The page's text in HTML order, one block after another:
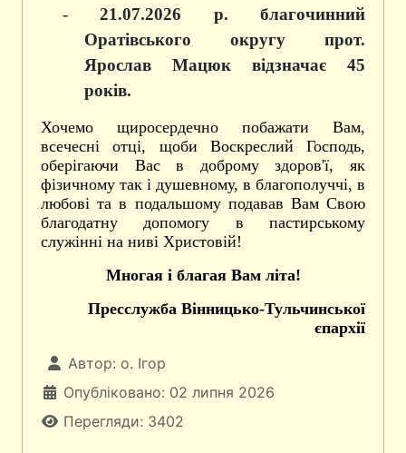
-21.07.2026 р. благочинний
Оратівського округу прот.
Ярослав Мацюк відзначає 45
років.
Хочемо щиросердечно побажати Вам,
всечесні отці, щоби Воскреслий Господь,
оберігаючи Вас в доброму здоров'ї, як
фізичному так і душевному, в благополуччі, в
любові та в подальшому подавав Вам Свою
благодатну допомогу в пастирському
служінні на ниві Христовій!
Многая і благая Вам літа!
Пресслужба Вінницько-Тульчинської
єпархії
Автор: о. Ігор
Опубліковано: 02 липня 2026
Перегляди: 3402